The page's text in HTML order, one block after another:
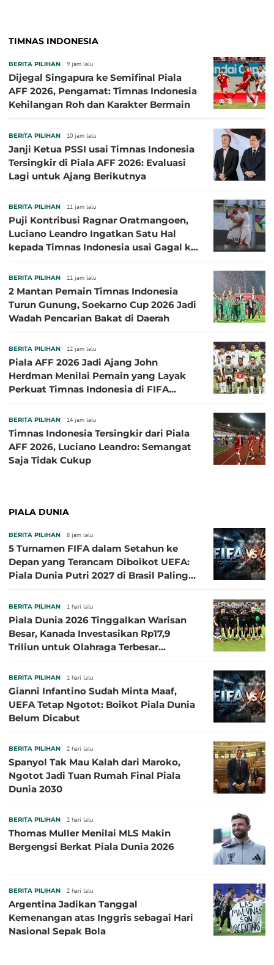
TIMNAS INDONESIA
BERITA PILIHAN 9 jam lalu
Dijegal Singapura ke Semifinal Piala
AFF 2026, Pengamat: Timnas Indonesia
Kehilangan Roh dan Karakter Bermain
BERITA PILIHAN 10 jam lalu
Janji Ketua PSSI usai Timnas Indonesia
Tersingkir di Piala AFF 2026: Evaluasi
Lagi untuk Ajang Berikutnya
BERITA PILIHAN 11 jam lalu
Puji Kontribusi Ragnar Oratmangoen,
Luciano Leandro Ingatkan Satu Hal
kepada Timnas Indonesia usai Gagal ke
BERITA PILIHAN 11 jam lalu
2 Mantan Pemain Timnas Indonesia
Turun Gunung, Soekarno Cup 2026 Jadi
Wadah Pencarian Bakat di Daerah
BERITA PILIHAN 12 jam lalu
Piala AFF 2026 Jadi Ajang John
Herdman Menilai Pemain yang Layak
Perkuat Timnas Indonesia di FIFA
BERITA PILIHAN 14 jam lalu
Timnas Indonesia Tersingkir dari Piala
AFF 2026, Luciano Leandro: Semangat
Saja Tidak Cukup
PIALA DUNIA
BERITA PILIHAN 8 jam lalu
5 Turnamen FIFA dalam Setahun ke
Depan yang Terancam Diboikot UEFA:
Piala Dunia Putri 2027 di Brasil Paling
BERITA PILIHAN 1 hari lalu
Piala Dunia 2026 Tinggalkan Warisan
Besar, Kanada Investasikan Rp17,9
Triliun untuk Olahraga Terbesar
BERITA PILIHAN 1 hari lalu
Gianni Infantino Sudah Minta Maaf,
UEFA Tetap Ngotot: Boikot Piala Dunia
Belum Dicabut
BERITA PILIHAN 2 hari lalu
Spanyol Tak Mau Kalah dari Maroko,
Ngotot Jadi Tuan Rumah Final Piala
Dunia 2030
BERITA PILIHAN 2 hari lalu
Thomas Muller Menilai MLS Makin
Bergengsi Berkat Piala Dunia 2026
BERITA PILIHAN 2 hari lalu
Argentina Jadikan Tanggal
Kemenangan atas Inggris sebagai Hari
Nasional Sepak Bola